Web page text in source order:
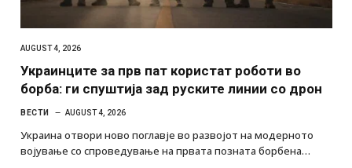
Украинците за прв пат користат роботи во
борба: ги спуштија зад руските линии со дрон
Украина отвори ново поглавје во развојот на модерното